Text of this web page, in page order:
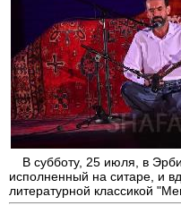
В субботу, 25 июля, в
исполненный на ситаре, и
литературной классикой